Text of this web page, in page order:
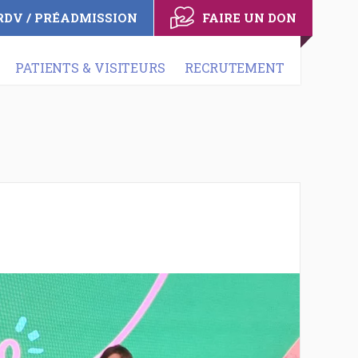
/ PRÉADMISSION FAIRE UN DON
PATIENTS & VISITEURS RECRUTEMENT